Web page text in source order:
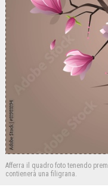
Afferra il quadro foto tenendo
contienerà una filigrana.